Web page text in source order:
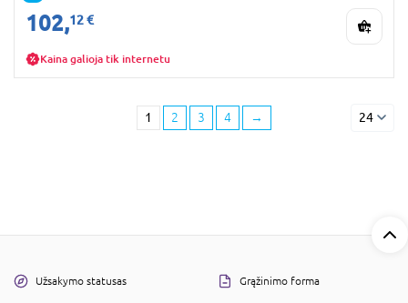
102,12 €
Kaina galioja tik internetu
1 2 3 4 → 24
Užsakymo statusas Grąžinimo forma